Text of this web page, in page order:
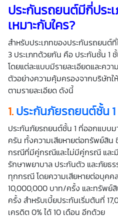
ประกันรถยนต์มีกี่ประ
เหมาะกับใคร?
สำหรับประเภทของประกันรถยน
3 ประเภทด้วยกัน คือ ประกันชั้น 1
โดยแต่ละแบบมีรายละเอียดและคว
ตัวอย่างความคุ้มครองจากบริษัทใ
ตามรายละเอียด ดังนี้
1.ประกันภัยรถยนต์ชั้น 1
ประกันภัยรถยนต์ชั้น 1 ที่ออกแบบ
ครัน ทั้งความเสียหายต่อทรัพย์สิน
กรณีที่มีคู่กรณีและไม่มีคู่กรณี และ
รักษาพยาบาล ประกันตัว และภัยธ
ทุกกรณี โดยความเสียหายต่อบุค
10,000,000 บาท/ครั้ง และทรัพ
ครั้ง สำหรับเบี้ยประกันเริ่มต้นที่
เครดิต 0% ได้ 10 เดือน อีกด้วย